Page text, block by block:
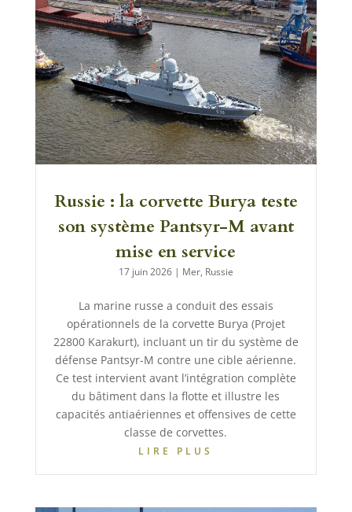
Russie : la corvette Burya teste
son système Pantsyr-M avant
mise en service
17 juin 2026| Mer, Russie
La marine russe a conduit des essais
opérationnels de la corvette Burya (Projet
22800 Karakurt), incluant un tir du système de
défense Pantsyr-M contre une cible aérienne.
Ce test intervient avant l’intégration complète
du bâtiment dans la flotte et illustre les
capacités antiaériennes et offensives de cette
classe de corvettes.
LIRE PLUS